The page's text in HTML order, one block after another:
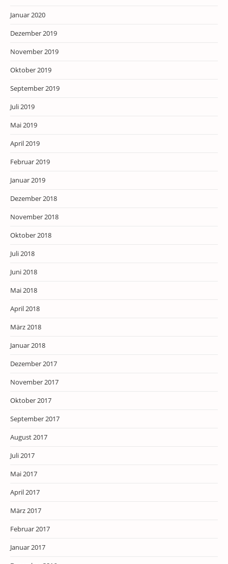
Januar 2020
Dezember 2019
November 2019
Oktober 2019
September 2019
Juli 2019
Mai 2019
April 2019
Februar 2019
Januar 2019
Dezember 2018
November 2018
Oktober 2018
Juli 2018
Juni 2018
Mai 2018
April 2018
März 2018
Januar 2018
Dezember 2017
November 2017
Oktober 2017
September 2017
August 2017
Juli 2017
Mai 2017
April 2017
März 2017
Februar 2017
Januar 2017